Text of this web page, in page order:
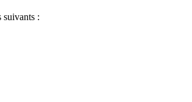
suivants :